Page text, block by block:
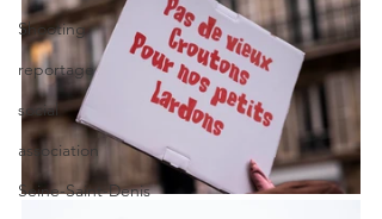
Shooting
reportage
social
association
Seine-Saint-Denis